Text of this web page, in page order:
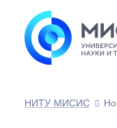
НИТУ МИСИС